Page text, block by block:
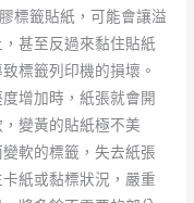
標籤貼紙，可能會讓溢
甚至反過來黏住貼紙
標籤列印機的損壞。
增加時，紙張就會開
變黃的貼紙極不美
軟的標籤，失去紙張
紙或黏標狀況，嚴重